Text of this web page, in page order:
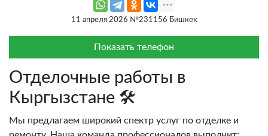
11 апреля 2026 №231156 Бишкек
Показать телефон
Отделочные работы в
Кыргызстане 🛠️
Мы предлагаем широкий спектр услуг по отделке и